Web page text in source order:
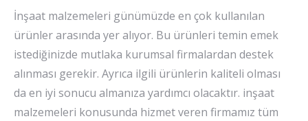
İnşaat malzemeleri günümüzde en çok kullanılan
ürünler arasında yer alıyor. Bu ürünleri temin emek
istediğinizde mutlaka kurumsal firmalardan destek
alınması gerekir. Ayrıca ilgili ürünlerin kaliteli olması
da en iyi sonucu almanıza yardımcı olacaktır. inşaat
malzemeleri konusunda hizmet veren firmamız tüm